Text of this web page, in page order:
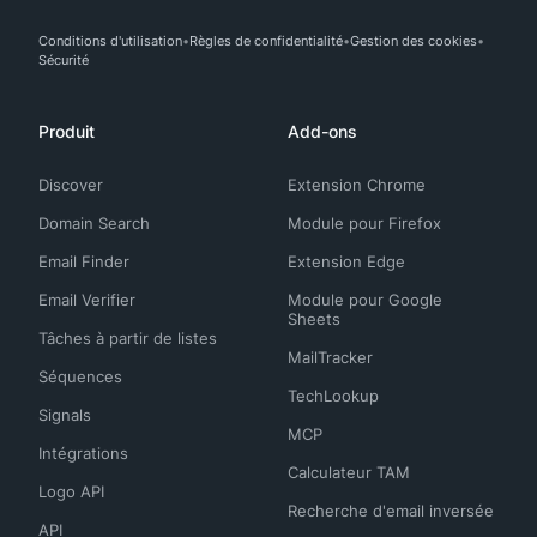
Conditions d'utilisation Règles de confidentialité Gestion des cookies
Sécurité
Produit
Discover
Domain Search
Email Finder
Email Verifier
Tâches à partir de listes
Séquences
Signals
Intégrations
Logo API
API
Add-ons
Extension Chrome
Module pour Firefox
Extension Edge
Module pour Google
Sheets
MailTracker
TechLookup
MCP
Calculateur TAM
Recherche d'email inversée